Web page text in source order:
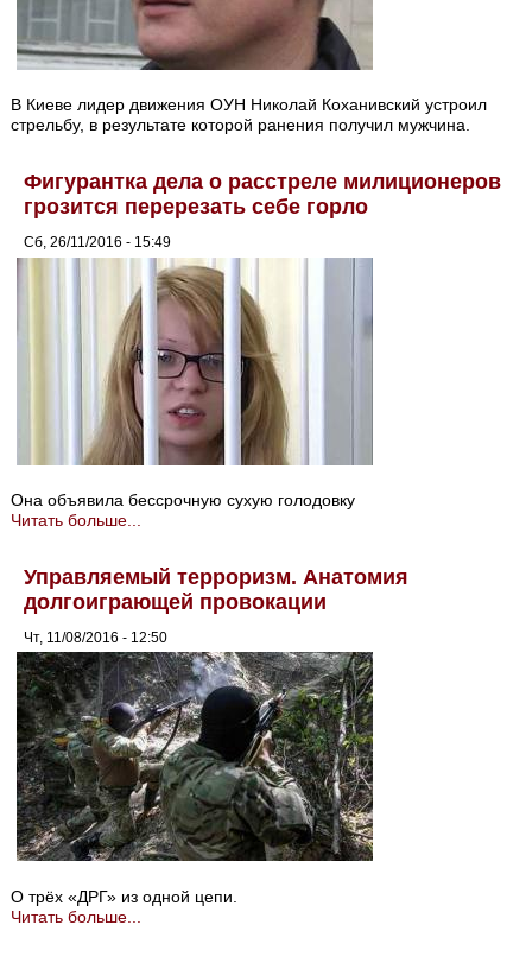
В Киеве лидер движения ОУН Николай Коханивский устроил
стрельбу, в результате которой ранения получил мужчина.
Фигурантка дела о расстреле милиционеров
грозится перерезать себе горло
Сб, 26/11/2016 - 15:49
Она объявила бессрочную сухую голодовку
Читать больше...
Управляемый терроризм. Анатомия
долгоиграющей провокации
Чт, 11/08/2016 - 12:50
О трёх «ДРГ» из одной цепи.
Читать больше...